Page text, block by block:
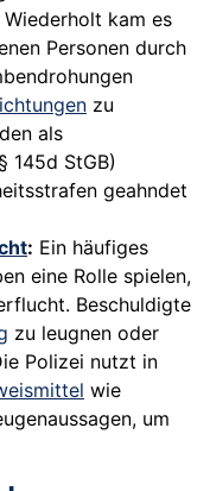
Wiederholt kam es
Personen durch
zu
als
145d StGB)
geahndet
: Ein häufiges
eine Rolle spielen,
Beschuldigte
zu leugnen oder
Polizei nutzt in
wie
um